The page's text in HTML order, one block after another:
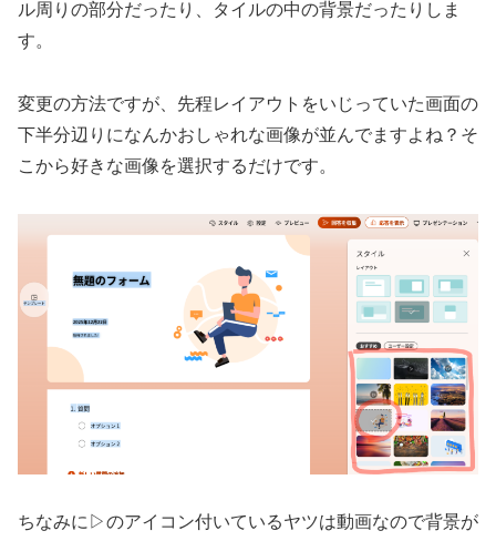
ル周りの部分だったり、タイルの中の背景だったりしま
す。
変更の方法ですが、先程レイアウトをいじっていた画面の
下半分辺りになんかおしゃれな画像が並んでますよね？そ
こから好きな画像を選択するだけです。
ちなみに▷のアイコン付いているヤツは動画なので背景が